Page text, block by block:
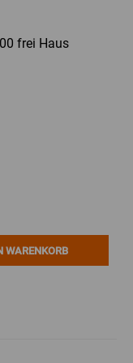
frei Haus
WARENKORB